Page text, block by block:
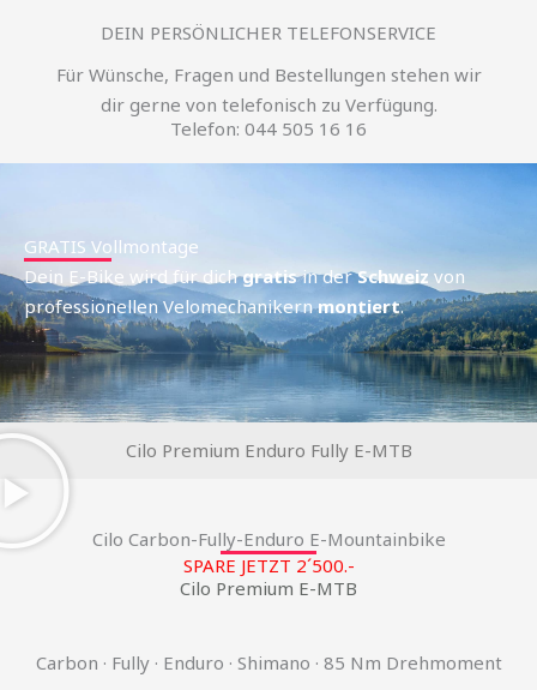
DEIN PERSÖNLICHER TELEFONSERVICE
Für Wünsche, Fragen und Bestellungen stehen wir
dir gerne von telefonisch zu Verfügung.
Telefon: 044 505 16 16
GRATIS Vollmontage
Dein E-Bike wird für dichgratisin derSchweiz von
professionellen Velomechanikernmontiert.
Cilo Premium Enduro Fully E-MTB
Cilo Carbon-Fully-Enduro E-Mountainbike
SPARE JETZT 2´500.-
Cilo Premium E-MTB
Carbon · Fully · Enduro · Shimano · 85 Nm Drehmoment